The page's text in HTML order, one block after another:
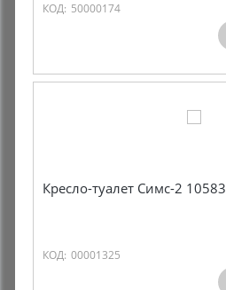
КОД: 50000174
Кресло-туалет Симс-2 10583
КОД: 00001325